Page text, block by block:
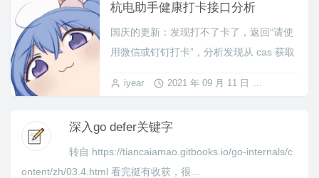
杭电助手健康打卡接口分析
国庆的更新：发现打不了卡了，返回“请使
用微信或钉钉打卡”，分析发现从 cas 获取
拿到的 token 才可以打...
iyear 2021 年 09 月 11 日
深入go defer关键字
转自 https://tiancaiamao.gitbooks.io/go-internals/c
ontent/zh/03.4.html 看完挺有收获，很...